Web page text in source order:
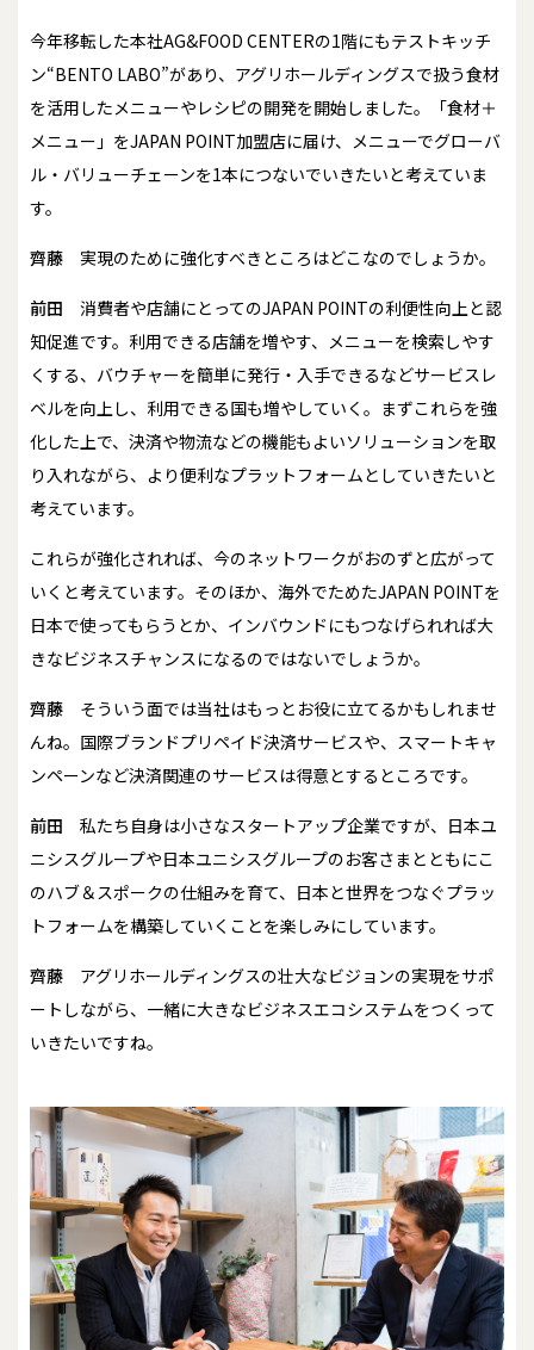
今年移転した本社AG&FOOD CENTERの1階にもテストキッチ
ン“BENTO LABO”があり、アグリホールディングスで扱う食材
を活用したメニューやレシピの開発を開始しました。「食材＋
メニュー」をJAPAN POINT加盟店に届け、メニューでグローバ
ル・バリューチェーンを1本につないでいきたいと考えていま
す。
齊藤 実現のために強化すべきところはどこなのでしょうか。
前田 消費者や店舗にとってのJAPAN POINTの利便性向上と認
知促進です。利用できる店舗を増やす、メニューを検索しやす
くする、バウチャーを簡単に発行・入手できるなどサービスレ
ベルを向上し、利用できる国も増やしていく。まずこれらを強
化した上で、決済や物流などの機能もよいソリューションを取
り入れながら、より便利なプラットフォームとしていきたいと
考えています。
これらが強化されれば、今のネットワークがおのずと広がって
いくと考えています。そのほか、海外でためたJAPAN POINTを
日本で使ってもらうとか、インバウンドにもつなげられれば大
きなビジネスチャンスになるのではないでしょうか。
齊藤 そういう面では当社はもっとお役に立てるかもしれませ
んね。国際ブランドプリペイド決済サービスや、スマートキャ
ンペーンなど決済関連のサービスは得意とするところです。
前田 私たち自身は小さなスタートアップ企業ですが、日本ユ
ニシスグループや日本ユニシスグループのお客さまとともにこ
のハブ＆スポークの仕組みを育て、日本と世界をつなぐプラッ
トフォームを構築していくことを楽しみにしています。
齊藤 アグリホールディングスの壮大なビジョンの実現をサポ
ートしながら、一緒に大きなビジネスエコシステムをつくって
いきたいですね。